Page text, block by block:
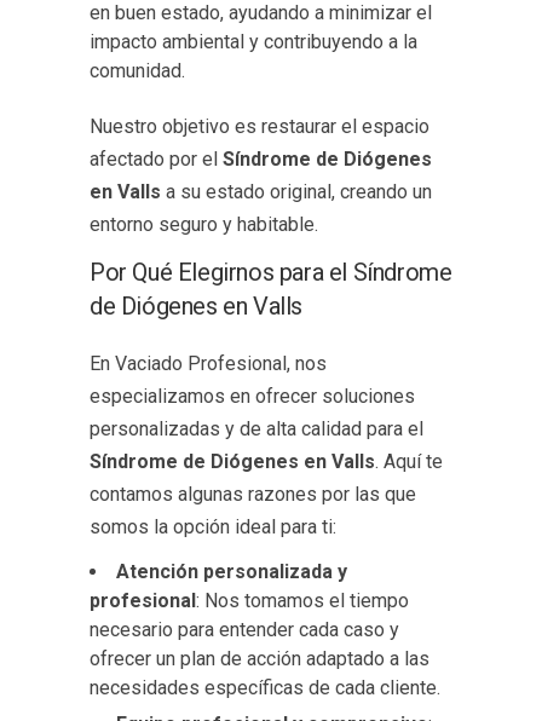
en buen estado, ayudando a minimizar el
impacto ambiental y contribuyendo a la
comunidad.
Nuestro objetivo es restaurar el espacio
afectado por el Síndrome de Diógenes
en Valls a su estado original, creando un
entorno seguro y habitable.
Por Qué Elegirnos para el Síndrome
de Diógenes en Valls
En Vaciado Profesional, nos
especializamos en ofrecer soluciones
personalizadas y de alta calidad para el
Síndrome de Diógenes en Valls. Aquí te
contamos algunas razones por las que
somos la opción ideal para ti:
Atención personalizada y
profesional : Nos tomamos el tiempo
necesario para entender cada caso y
ofrecer un plan de acción adaptado a las
necesidades específicas de cada cliente.